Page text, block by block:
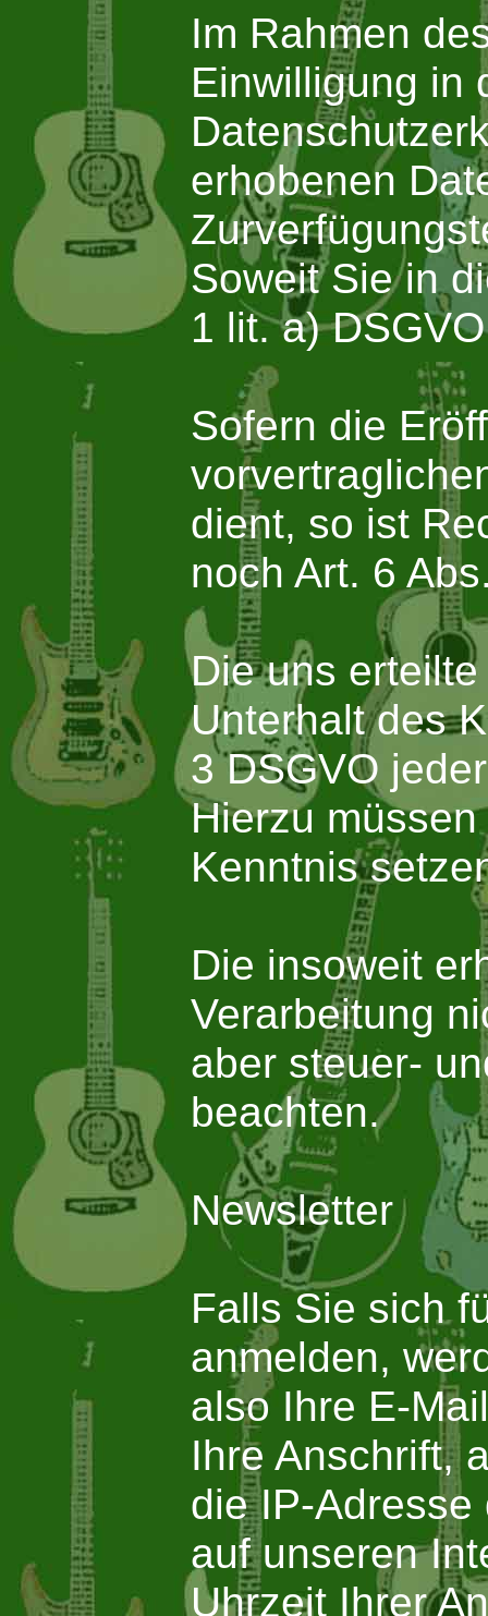
Im Rahmen
Einwilligung in
erhobenen
Soweit Sie in
1 lit. a)
Sofern die
dient, so ist
noch Art. 6
Die uns
Unterhalt des
3 DSGVO
Hierzu
Kenntnis
Die insoweit
Verarbeitung
aber steuer-
beachten.
Newsletter
Falls Sie sich
anmelden,
also Ihre E-
Ihre Anschrift,
die IP-
auf unseren
Uhrzeit Ihrer